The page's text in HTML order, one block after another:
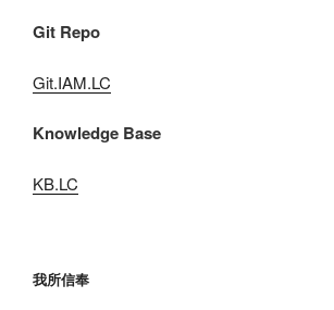
Git Repo
Git.IAM.LC
Knowledge Base
KB.LC
我所信奉